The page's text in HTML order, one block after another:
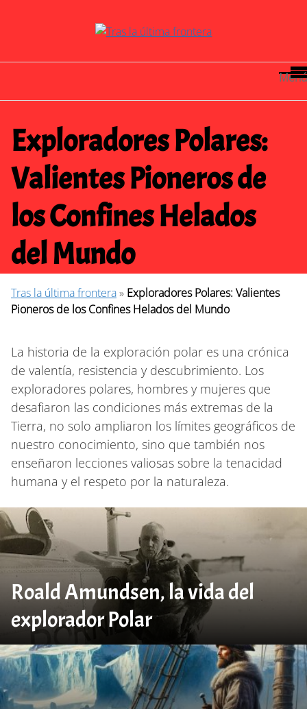
Menú
Exploradores Polares:
Valientes Pioneros de
los Confines Helados
del Mundo
Tras la última frontera» Exploradores Polares: Valientes
Pioneros de los Confines Helados del Mundo
La historia de la exploración polar es una crónica
de valentía, resistencia y descubrimiento. Los
exploradores polares, hombres y mujeres que
desafiaron las condiciones más extremas de la
Tierra, no solo ampliaron los límites geográficos de
nuestro conocimiento, sino que también nos
enseñaron lecciones valiosas sobre la tenacidad
humana y el respeto por la naturaleza.
Roald Amundsen, la vida del
explorador Polar